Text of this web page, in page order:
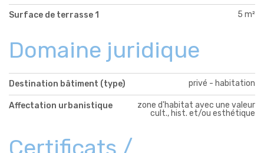
Surface de terrasse 1 5 m²
Domaine juridique
Destination bâtiment (type) privé - habitation
Affectation urbanistique
zone d'habitat avec une valeur
cult., hist. et/ou esthétique